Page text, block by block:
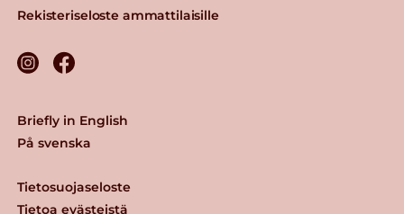
Rekisteriseloste ammattilaisille
Tietosuojaseloste
Tietoa evästeistä
Briefly in English
På svenska